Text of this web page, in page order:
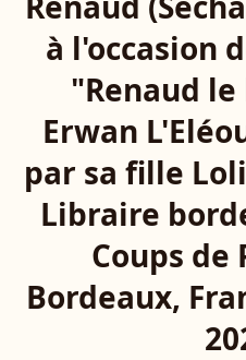
à l'occasion
"Renaud
Erwan
par sa fille
Libraire
Coups de
Bordeaux,